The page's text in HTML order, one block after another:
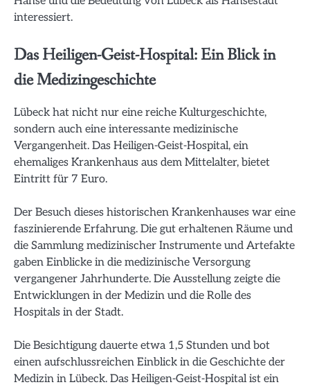
interessiert.
Das Heiligen-Geist-Hospital: Ein Blick in
die Medizingeschichte
Lübeck hat nicht nur eine reiche Kulturgeschichte,
sondern auch eine interessante medizinische
Vergangenheit. Das Heiligen-Geist-Hospital, ein
ehemaliges Krankenhaus aus dem Mittelalter, bietet
Eintritt für 7 Euro.
Der Besuch dieses historischen Krankenhauses war eine
faszinierende Erfahrung. Die gut erhaltenen Räume und
die Sammlung medizinischer Instrumente und Artefakte
gaben Einblicke in die medizinische Versorgung
vergangener Jahrhunderte. Die Ausstellung zeigte die
Entwicklungen in der Medizin und die Rolle des
Hospitals in der Stadt.
Die Besichtigung dauerte etwa 1,5 Stunden und bot
einen aufschlussreichen Einblick in die Geschichte der
Medizin in Lübeck. Das Heiligen-Geist-Hospital ist ein